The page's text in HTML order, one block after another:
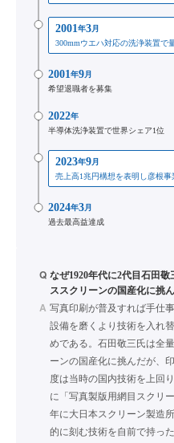
2001年3月
300mmウエハ対応の洗浄装置で
2001年9月
希望退職者を募集
2022年
半導体洗浄装置で世界シェア1位
2023年9月
売上高1兆円構想を表明し彦根
2024年3月
過去最高益達成
Q なぜ1920年代に2代目石田
ススクリーンの国産化に挑
A 写真印刷が普及すれば手仕
設備を磨くより技術を入れ
めである。石田敬三氏は全
ーンの国産化に挑んだが、
度は当時の国内技術を上回
に「写真製版用網目スクリ
年に大日本スクリーン製造
的に刻む技術を自前で持っ